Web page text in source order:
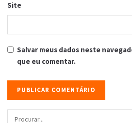
Site
Salvar meus dados neste
que eu comentar.